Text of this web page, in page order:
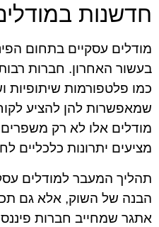
חדשנות
מודלים עסקיים בתחום
בעשור האחרון. חברות
כמו פלטפורמות שיתופיות
שמאפשרות להן להציע
מודלים אלו לא רק
מציעים יתרונות כלכליים
תהליך המעבר למודלים
הבנה של השוק, אלא גם
אתגר שמחייב חברות